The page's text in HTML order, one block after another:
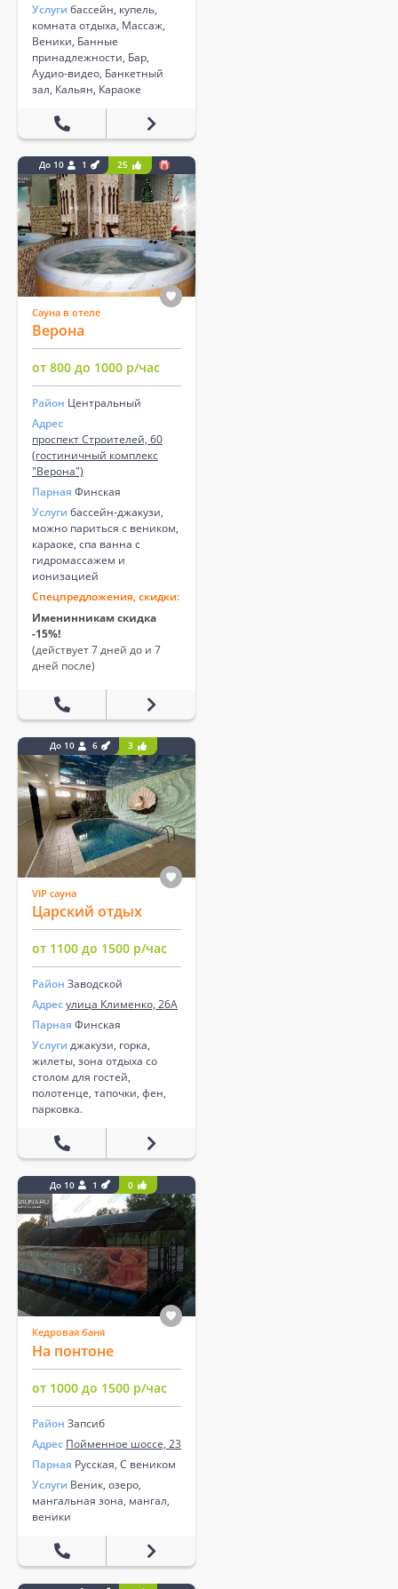
Услуги бассейн, купель,
комната отдыха, Массаж,
Веники, Банные
принадлежности, Бар,
Аудио-видео, Банкетный
зал, Кальян, Караоке
До 10 1 25
Сауна в отеле
Верона
от 800 до 1000 р/час
Район Центральный
Адрес
проспект Строителей, 60
(гостиничный комплекс
"Верона")
Парная Финская
Услуги бассейн-джакузи,
можно париться с веником,
караоке, спа ванна с
гидромассажем и
ионизацией
Спецпредложения, скидки:
Именинникам скидка
-15%!
(действует 7 дней до и 7
дней после)
До 10 6 3
VIP сауна
Царский отдых
от 1100 до 1500 р/час
Район Заводской
Адресулица Клименко, 26А
Парная Финская
Услуги джакузи, горка,
жилеты, зона отдыха со
столом для гостей,
полотенце, тапочки, фен,
парковка.
До 10 1 0
Кедровая баня
На понтоне
от 1000 до 1500 р/час
Район Запсиб
Адрес Пойменное шоссе, 23
Парная Русская, С веником
Услуги Веник, озеро,
мангальная зона, мангал,
веники